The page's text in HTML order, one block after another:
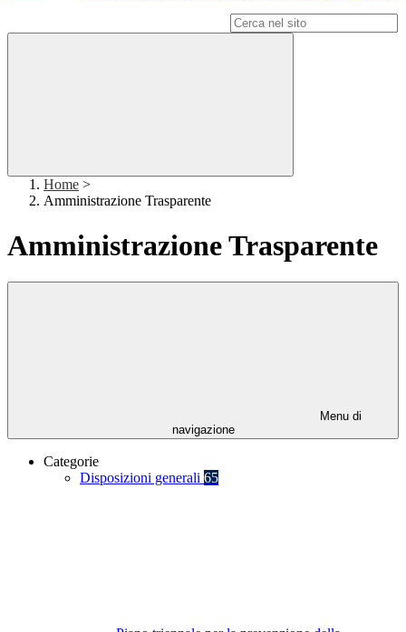
Home >
Amministrazione Trasparente
Amministrazione Trasparente
Menu di
navigazione
Categorie
Disposizioni generali 65